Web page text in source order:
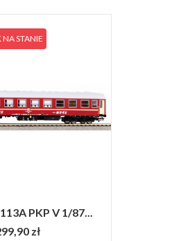
PKP V 1/87...
zł
STANIE